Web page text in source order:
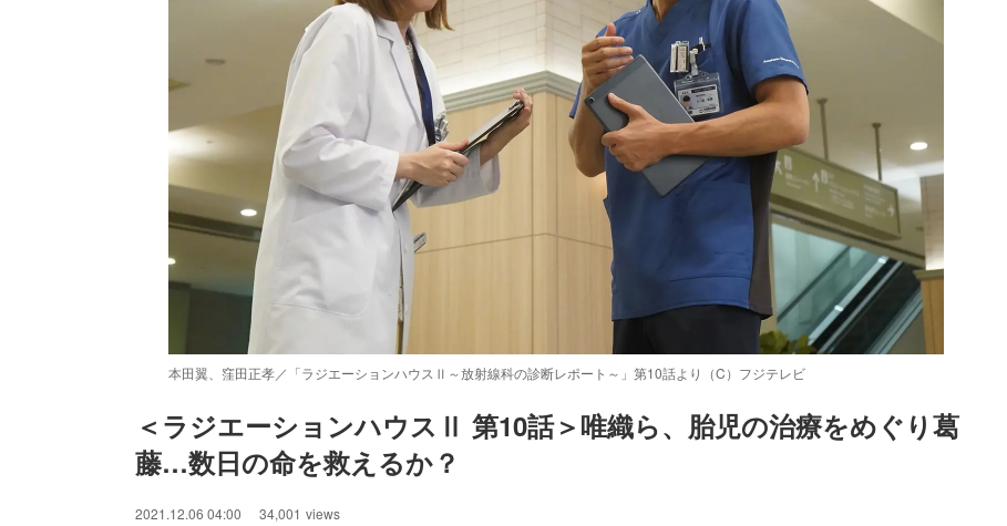
本田翼、窪田正孝／「ラジエーションハウスⅡ～放射線科の診断レポート～」第10話より（C）フジテレビ
Unmute
＜ラジエーションハウスⅡ 第10話＞唯織ら、胎児の治療をめぐり葛
藤…数日の命を救えるか？
2021.12.06 04:00 34,001 views